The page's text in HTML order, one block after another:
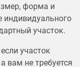
форма и
индивидуального
участок.
участок
вам не требуется